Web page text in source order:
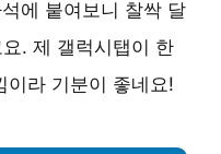
에 붙여보니 찰싹 달
. 제 갤럭시탭이 한
이라 기분이 좋네요!